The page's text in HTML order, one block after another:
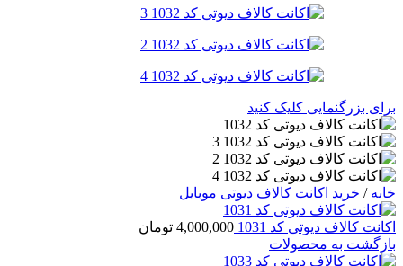
برای بزرگنمایی کلیک کنید
خانه/ خرید اکانت کالاف دیوتی موبایل
اکانت کالاف دیوتی کد 1031 4,000,000 تومان
بازگشت به محصولات